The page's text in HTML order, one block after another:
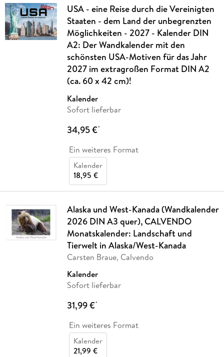
USA - eine Reise durch die Vereinigten
Staaten - dem Land der unbegrenzten
Möglichkeiten - 2027 - Kalender DIN
A2: Der Wandkalender mit den
schönsten USA-Motiven für das Jahr
2027 im extragroßen Format DIN A2
(ca. 60 x 42 cm)!
Kalender
Sofort lieferbar
34,95 €*
Ein weiteres Format
Kalender
18,95 €
Alaska und West-Kanada (Wandkalender
2026 DIN A3 quer), CALVENDO
Monatskalender: Landschaft und
Tierwelt in Alaska/West-Kanada
Carsten Braue, Calvendo
Kalender
Sofort lieferbar
31,99 €*
Ein weiteres Format
Kalender
21,99 €